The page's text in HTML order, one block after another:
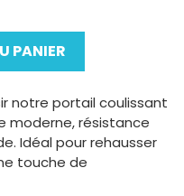
PANIER
notre portail coulissant
moderne, résistance
Idéal pour rehausser
touche de